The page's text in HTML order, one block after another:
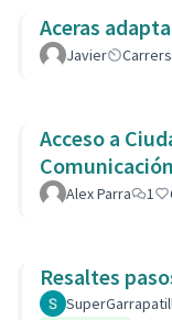
Aceras
Javier
Acceso a
Alex Parra 1